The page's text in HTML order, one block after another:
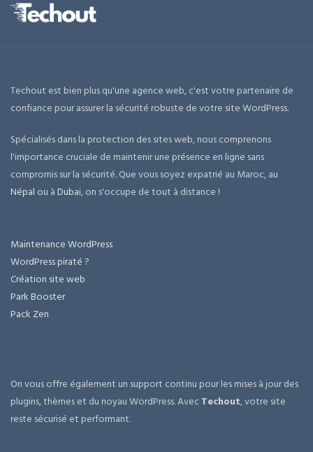
Techout est bien plus qu'une agence web, c'est votre partenaire de
confiance pour assurer la sécurité robuste de votre site WordPress.
Spécialisés dans la protection des sites web, nous comprenons
l'importance cruciale de maintenir une présence en ligne sans
compromis sur la sécurité. Que vous soyez expatrié au Maroc, au
Népal ou àDubai, on s'occupe de tout à distance !
Maintenance WordPress
WordPress piraté ?
Création site web
Park Booster
Pack Zen
On vous offre également un support continu pour les mises à jour des
plugins, thèmes et du noyau WordPress. AvecTechout, votre site
reste sécurisé et performant.